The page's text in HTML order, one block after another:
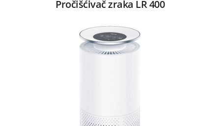
Pročišćivač zraka LR 400